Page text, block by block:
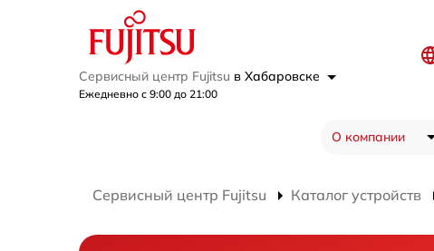
Сервисный центр Fujitsu в Хабаровске
Ежедневно с 9:00 до 21:00
О компании
Сервисный центр Fujitsu Каталог устройств